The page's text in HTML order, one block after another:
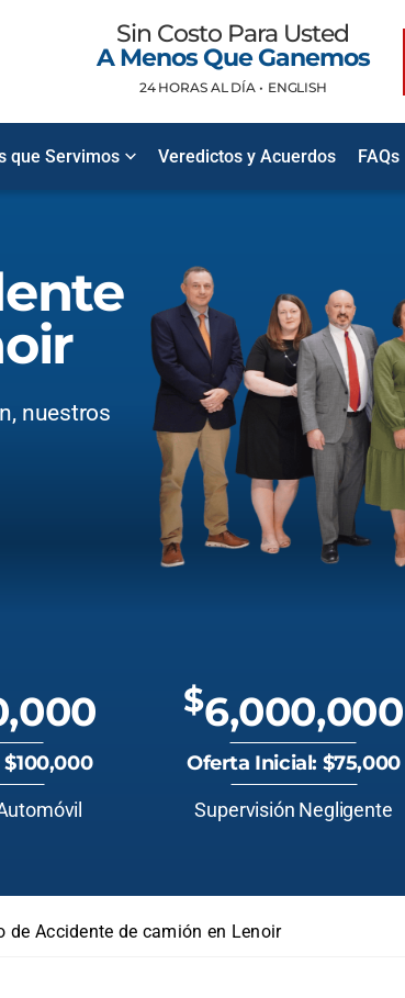
Sin Costo Para Usted
A Menos Que Ganemos
24 HORAS AL DÍA • ENGLISH
que Servimos Veredictos y Acuerdos FAQs
nuestros
$6,000,000
Oferta Inicial: $75,000
Supervisión Negligente
de Accidente de camión en Lenoir